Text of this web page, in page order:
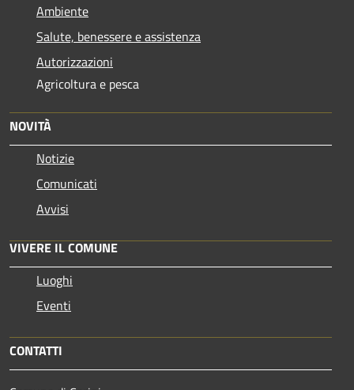
Ambiente
Salute, benessere e assistenza
Autorizzazioni
Agricoltura e pesca
NOVITÀ
Notizie
Comunicati
Avvisi
VIVERE IL COMUNE
Luoghi
Eventi
CONTATTI